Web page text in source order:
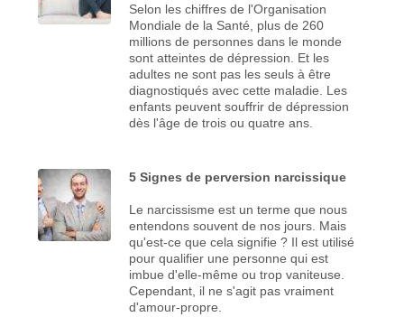
Selon les chiffres de l'Organisation
Mondiale de la Santé, plus de 260
millions de personnes dans le monde
sont atteintes de dépression. Et les
adultes ne sont pas les seuls à être
diagnostiqués avec cette maladie. Les
enfants peuvent souffrir de dépression
dès l'âge de trois ou quatre ans.
5 Signes de perversion narcissique
Le narcissisme est un terme que nous
entendons souvent de nos jours. Mais
qu'est-ce que cela signifie ? Il est utilisé
pour qualifier une personne qui est
imbue d'elle-même ou trop vaniteuse.
Cependant, il ne s'agit pas vraiment
d'amour-propre.